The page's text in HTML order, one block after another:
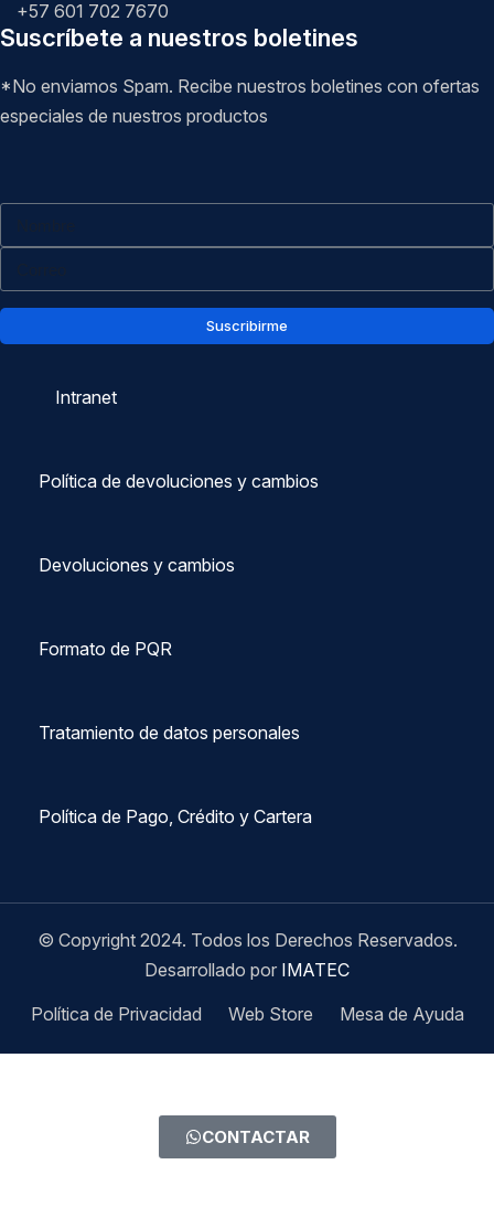
+57 601 702 7670
Suscríbete a nuestros boletines
*No enviamos Spam. Recibe nuestros boletines con ofertas
especiales de nuestros productos
Suscribirme
Intranet
Política de devoluciones y cambios
Devoluciones y cambios
Formato de PQR
Tratamiento de datos personales
Política de Pago, Crédito y Cartera
© Copyright 2024. Todos los Derechos Reservados.
Desarrollado por IMATEC
Política de Privacidad
Web Store Mesa de Ayuda
CONTACTAR